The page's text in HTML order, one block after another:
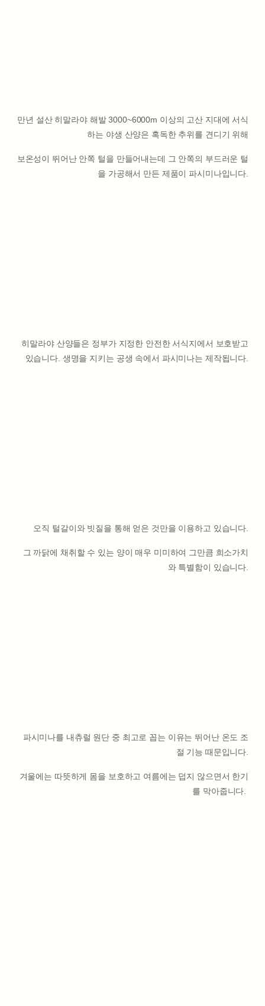
만년 설산 히말라야 해발 3000~6000m 이상의 고산 지대에 서식
하는 야생 산양은 혹독한 추위를 견디기 위해
보온성이 뛰어난 안쪽 털을 만들어내는데 그 안쪽의 부드러운 털
을 가공해서 만든 제품이 파시미나입니다.
히말라야 산양들은 정부가 지정한 안전한 서식지에서 보호받고
있습니다. 생명을 지키는 공생 속에서 파시미나는 제작됩니다.
오직 털갈이와 빗질을 통해 얻은 것만을 이용하고 있습니다.
그 까닭에 채취할 수 있는 양이 매우 미미하여 그만큼 희소가치
와 특별함이 있습니다.
파시미나를 내츄럴 원단 중 최고로 꼽는 이유는 뛰어난 온도 조
절 기능 때문입니다.
겨울에는 따뜻하게 몸을 보호하고 여름에는 덥지 않으면서 한기
를 막아줍니다.